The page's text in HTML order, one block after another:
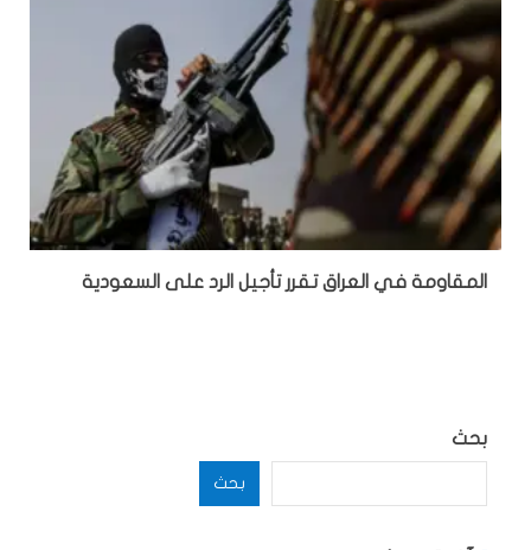
المقاومة في العراق تقرر تأجيل الرد على السعودية
بحث
بحث